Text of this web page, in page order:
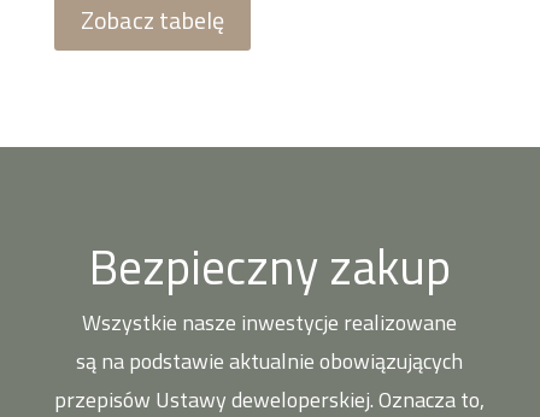
Zobacz tabelę
Bezpieczny zakup
Wszystkie nasze inwestycje realizowane
są na podstawie aktualnie obowiązujących
przepisów Ustawy deweloperskiej. Oznacza to,